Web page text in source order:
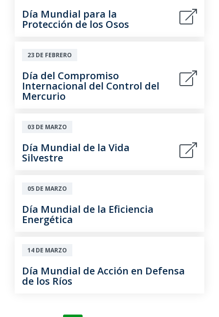
Día Mundial para la
Protección de los Osos
23 DE FEBRERO
Día del Compromiso
Internacional del Control del
Mercurio
03 DE MARZO
Día Mundial de la Vida
Silvestre
05 DE MARZO
Día Mundial de la Eficiencia
Energética
14 DE MARZO
Día Mundial de Acción en Defensa
de los Ríos